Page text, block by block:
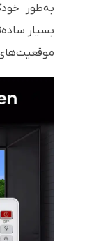
به‌طور
بسیار